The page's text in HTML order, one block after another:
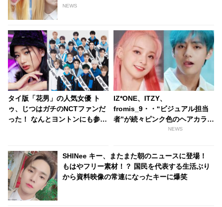
は・・？
NEWS
タイ版「花男」の人気女優 ト
ゥ、じつはガチのNCTファンだ
った！ なんとヨントンにも参加
選んだのは・・？
IZ*ONE、ITZY、
fromis_9・・“ビジュアル担当
者”が続々ピンク色のヘアカラー
に！ 男性アイドルはブルー？
NEWS
SHINee キー、またまた朝のニュースに登場！
もはやフリー素材！？ 国民を代表する生活ぶり
から資料映像の常連になったキーに爆笑